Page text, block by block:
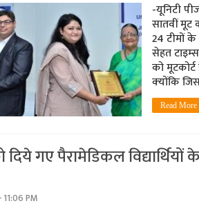
-यूनिटी
सातवीं मूट
24 टीमों के
सेहत
को
क्‍योंकि
Read More
गए पैरामेडिकल
PM